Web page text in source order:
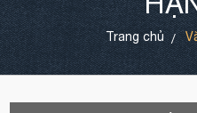
Trang chủ